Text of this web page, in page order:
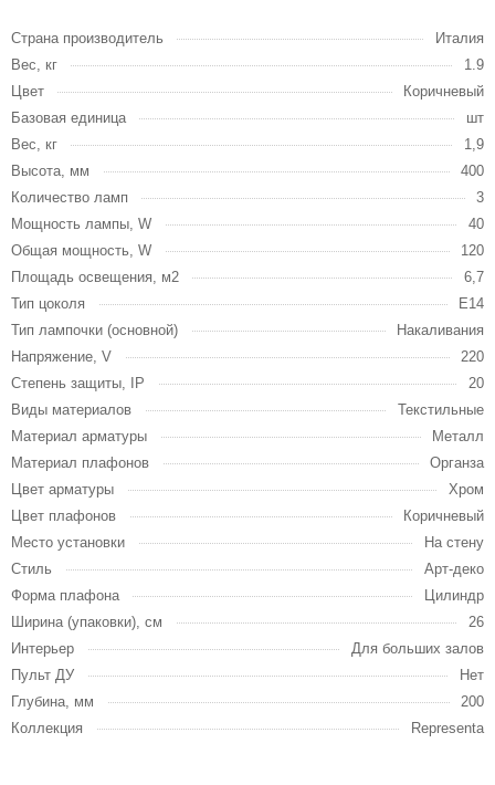
Страна производитель
Италия
Вес, кг
1.9
Цвет
Коричневый
Базовая единица
шт
Вес, кг
1,9
Высота, мм
400
Количество ламп
3
Мощность лампы, W
40
Общая мощность, W
120
Площадь освещения, м2
6,7
Тип цоколя
E14
Тип лампочки (основной)
Накаливания
Напряжение, V
220
Степень защиты, IP
20
Виды материалов
Текстильные
Материал арматуры
Металл
Материал плафонов
Органза
Цвет арматуры
Хром
Цвет плафонов
Коричневый
Место установки
На стену
Стиль
Арт-деко
Форма плафона
Цилиндр
Ширина (упаковки), см
26
Интерьер
Для больших залов
Пульт ДУ
Нет
Глубина, мм
200
Коллекция
Representa